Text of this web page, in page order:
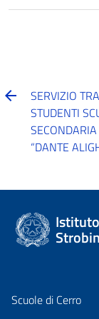
SERVIZIO
STUDENTI
“DANTE
Scuole di Cerro